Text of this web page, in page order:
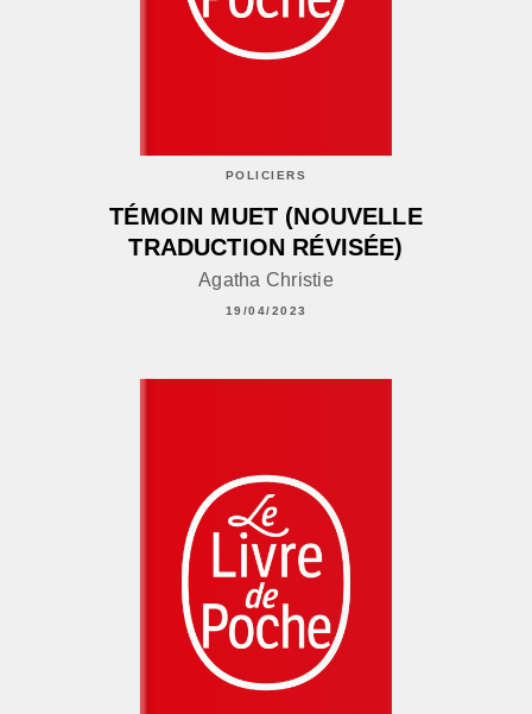
POLICIERS
TÉMOIN MUET (NOUVELLE
TRADUCTION RÉVISÉE)
Agatha Christie
19/04/2023